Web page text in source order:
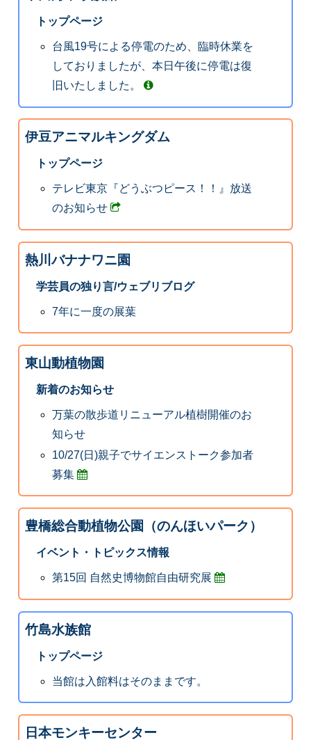
トップページ
台風19号による停電のため、臨時休業を
しておりましたが、本日午後に停電は復
旧いたしました。
伊豆アニマルキングダム
トップページ
テレビ東京『どうぶつピース！！』放送
のお知らせ
熱川バナナワニ園
学芸員の独り言/ウェブリブログ
7年に一度の展葉
東山動植物園
新着のお知らせ
万葉の散歩道リニューアル植樹開催のお
知らせ
10/27(日)親子でサイエンストーク参加者
募集
豊橋総合動植物公園（のんほいパーク）
イベント・トピックス情報
第15回 自然史博物館自由研究展
竹島水族館
トップページ
当館は入館料はそのままです。
日本モンキーセンター